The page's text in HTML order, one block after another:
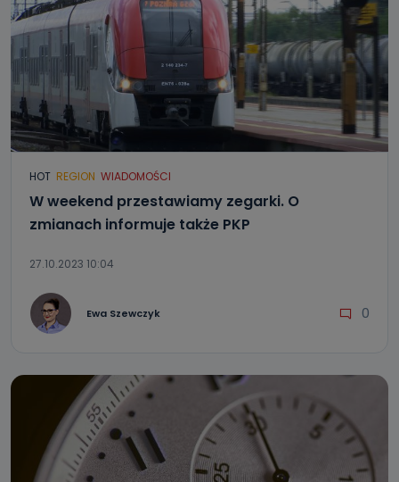
HOT REGION WIADOMOŚCI
W weekend przestawiamy zegarki. O
zmianach informuje także PKP
27.10.2023 10:04
Ewa Szewczyk 0